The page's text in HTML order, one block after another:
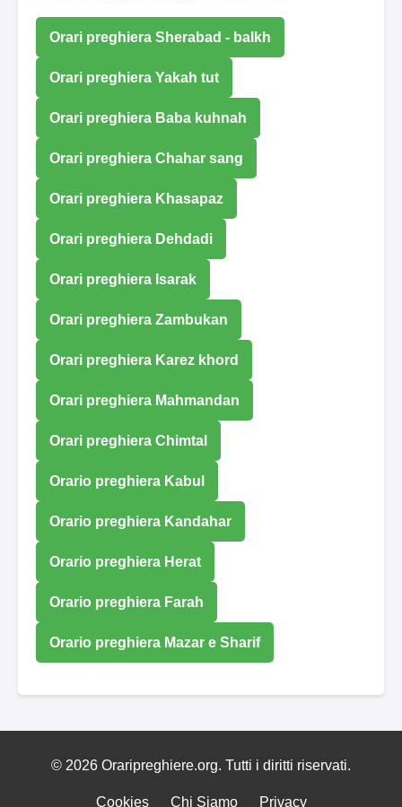
Orari preghiera Sherabad - balkh
Orari preghiera Yakah tut
Orari preghiera Baba kuhnah
Orari preghiera Chahar sang
Orari preghiera Khasapaz
Orari preghiera Dehdadi
Orari preghiera Isarak
Orari preghiera Zambukan
Orari preghiera Karez khord
Orari preghiera Mahmandan
Orari preghiera Chimtal
Orario preghiera Kabul
Orario preghiera Kandahar
Orario preghiera Herat
Orario preghiera Farah
Orario preghiera Mazar e Sharif
© 2026 Oraripreghiere.org. Tutti i diritti riservati.
Cookies Chi Siamo Privacy